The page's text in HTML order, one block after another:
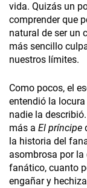
vida. Quizás un
comprender que
natural de ser un
más sencillo
nuestros límites.
Como pocos, el
entendió la
nadie la describió.
más a El príncipe
la historia del
asombrosa por
fanático, cuanto
engañar y